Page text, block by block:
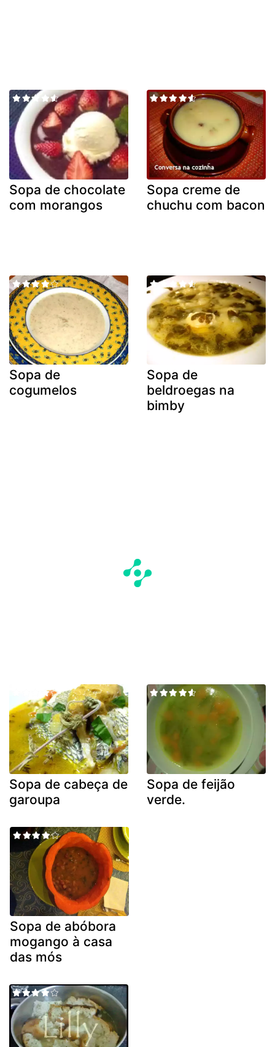
Sopa de chocolate
com morangos
Sopa creme de
chuchu com bacon
Sopa de
cogumelos
Sopa de
beldroegas na
bimby
Sopa de cabeça de
garoupa
Sopa de feijão
verde.
Sopa de abóbora
mogango à casa
das mós